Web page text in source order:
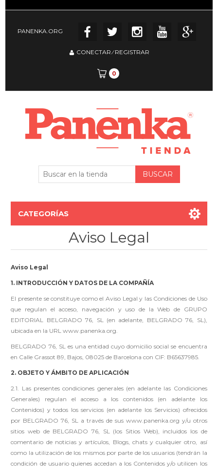
PANENKA.ORG
CONECTAR⁄REGISTRAR
0
CATEGORÍAS
Aviso Legal
Aviso Legal
1. INTRODUCCIÓN Y DATOS DE LA COMPAÑÍA
El presente se constituye como el Aviso Legal y las Condiciones de Uso
que regulan el acceso, navegación y uso de la Web de GRUPO
EDITORIAL BELGRADO 76, SL (en adelante, BELGRADO 76, SL),
ubicada en la URL www.panenka.org.
BELGRADO 76, SL es una entidad cuyo domicilio social se encuentra
en Calle Grassot 89, Bajos, 08025 de Barcelona con CIF: B65637985.
2. OBJETO Y ÁMBITO DE APLICACIÓN
2.1. Las presentes condiciones generales (en adelante las Condiciones
Generales) regulan el acceso a los contenidos (en adelante los
Contenidos) y todos los servicios (en adelante los Servicios) ofrecidos
por BELGRADO 76, SL a través de sus www.panenka.org y/u otros
sitios web de BELGRADO 76, SL (los Sitios Web), incluidos los de
comentario de noticias y artículos, Blogs, chats y cualquier otro, así
como la utilización de los mismos por parte de los usuarios (tendrán la
condición de usuario quienes accedan a los Contenidos y/o utilicen los